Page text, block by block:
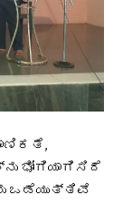
ಭೋಗಿಯಾಗಿಸಿದೆ
ಒಡೆಯುತ್ತಿವೆ